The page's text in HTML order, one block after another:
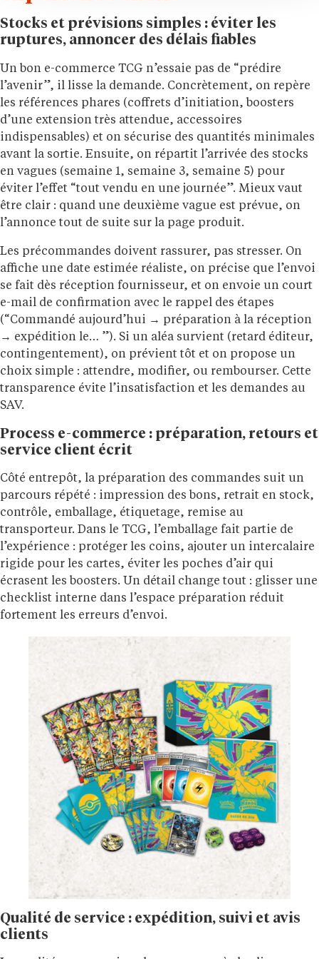
Stocks et prévisions simples : éviter les
ruptures, annoncer des délais fiables
Un bon e-commerce TCG n’essaie pas de “prédire
l’avenir”, il lisse la demande. Concrètement, on repère
les références phares (coffrets d’initiation, boosters
d’une extension très attendue, accessoires
indispensables) et on sécurise des quantités minimales
avant la sortie. Ensuite, on répartit l’arrivée des stocks
en vagues (semaine 1, semaine 3, semaine 5) pour
éviter l’effet “tout vendu en une journée”. Mieux vaut
être clair : quand une deuxième vague est prévue, on
l’annonce tout de suite sur la page produit.
Les précommandes doivent rassurer, pas stresser. On
affiche une date estimée réaliste, on précise que l’envoi
se fait dès réception fournisseur, et on envoie un court
e-mail de confirmation avec le rappel des étapes
(“Commandé aujourd’hui → préparation à la réception
→ expédition le… ”). Si un aléa survient (retard éditeur,
contingentement), on prévient tôt et on propose un
choix simple : attendre, modifier, ou rembourser. Cette
transparence évite l’insatisfaction et les demandes au
SAV.
Process e-commerce : préparation, retours et
service client écrit
Côté entrepôt, la préparation des commandes suit un
parcours répété : impression des bons, retrait en stock,
contrôle, emballage, étiquetage, remise au
transporteur. Dans le TCG, l’emballage fait partie de
l’expérience : protéger les coins, ajouter un intercalaire
rigide pour les cartes, éviter les poches d’air qui
écrasent les boosters. Un détail change tout : glisser une
checklist interne dans l’espace préparation réduit
fortement les erreurs d’envoi.
Qualité de service : expédition, suivi et avis
clients